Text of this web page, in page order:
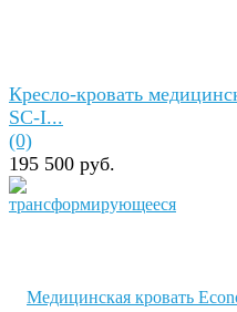
Кресло-кровать
SC-I...
(0)
195 500 руб.